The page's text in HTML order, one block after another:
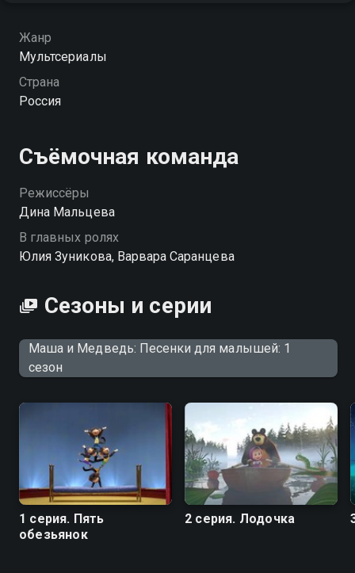
Жанр
Мультсериалы
Страна
Россия
Съёмочная команда
Режиссёры
Дина Мальцева
В главных ролях
Юлия Зуникова, Варвара Саранцева
Сезоны и серии
Маша и Медведь: Песенки для малышей: 1
сезон
1 серия. Пять
обезьянок
2 серия. Лодочка